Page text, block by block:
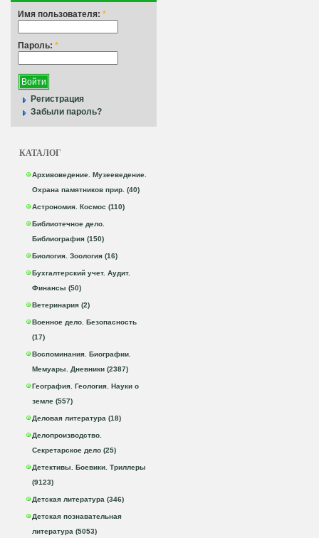
Имя пользователя: *
Пароль: *
Регистрация
Забыли пароль?
КАТАЛОГ
Архивоведение. Музееведение.
Охрана памятников прир. (40)
Астрономия. Космос (110)
Библиотечное дело.
Библиография (150)
Биология. Зоология (16)
Бухгалтерский учет. Аудит.
Финансы (50)
Ветеринария (2)
Военное дело. Безопасность
(17)
Воспоминания. Биографии.
Мемуары. Дневники (2387)
География. Геология. Науки о
земле (557)
Деловая литература (18)
Делопроизводство.
Секретарское дело (25)
Детективы. Боевики. Триллеры
(9123)
Детская литература (346)
Детская познавательная
литература (5053)